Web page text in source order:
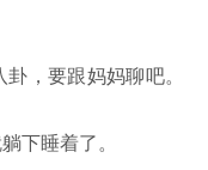
，要跟妈妈聊吧。
下睡着了。